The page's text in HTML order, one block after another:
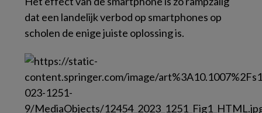
dat een landelijk verbod op smartphones op
scholen de enige juiste oplossing is.